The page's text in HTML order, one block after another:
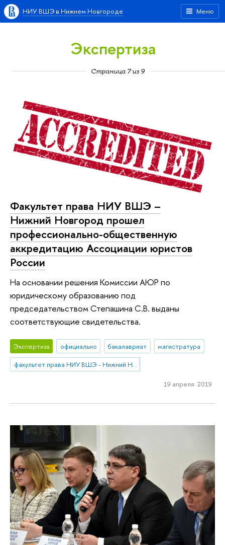
Меню
НИУ ВШЭ в Нижнем Новгороде
Экспертиза
Страница 7 из 9
Факультет права НИУ ВШЭ –
Нижний Новгород прошел
профессионально-общественную
аккредитацию Ассоциации юристов
России
На основании решения Комиссии АЮР по
юридическому образованию под
председательством Степашина С.В. выданы
соответствующие свидетельства.
Экспертиза официально бакалавриат
магистратура
факультет права НИУ ВШЭ - Нижний Новгород
19 апреля 2019